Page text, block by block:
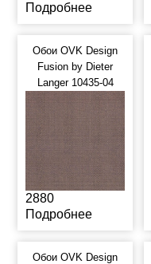
Подробнее
Обои OVK Design
Fusion by Dieter
Langer 10435-04
2880
Подробнее
Обои OVK Design